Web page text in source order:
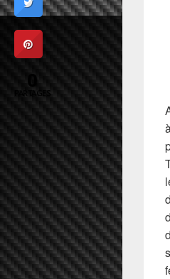
0
PARTAGES